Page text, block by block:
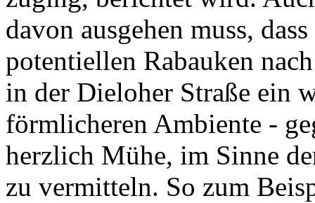
davon ausgehen muss,
potentiellen Rabauken
in der Dieloher Straße ein
förmlicheren Ambiente -
herzlich Mühe, im Sinne
zu vermitteln. So zum